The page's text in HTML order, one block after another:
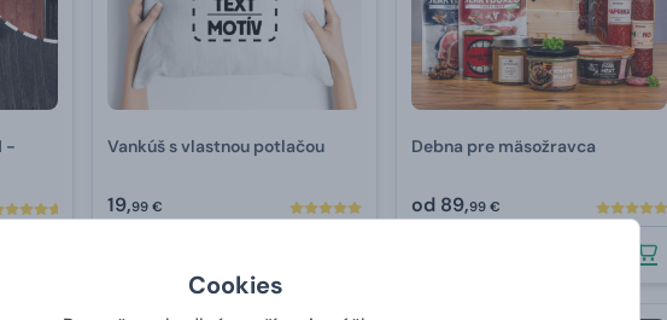
Cookies
-
Vankúš s vlastnou potlačou
19,99 €
Debna pre mäsožravca
od 89,99 €